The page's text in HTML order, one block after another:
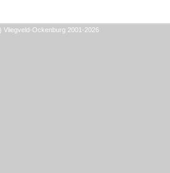
Vliegveld-Ockenburg 2001-2026